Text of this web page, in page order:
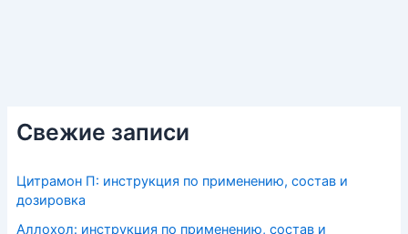
Свежие записи
Цитрамон П: инструкция по применению, состав и
дозировка
Аллохол: инструкция по применению, состав и